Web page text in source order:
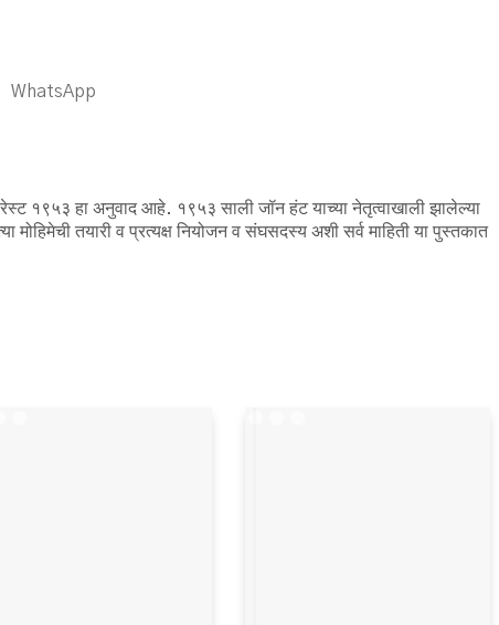
WhatsApp
१९५३ हा अनुवाद आहे. १९५३ साली जॉन हंट याच्या नेतृत्वाखाली झालेल्या
मोहिमेची तयारी व प्रत्यक्ष नियोजन व संघसदस्य अशी सर्व माहिती या पुस्तकात